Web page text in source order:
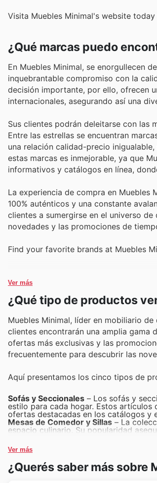
Visita Muebles Minimal's website
¿Qué marcas puedo
En Muebles Minimal, se enorgullecen
inquebrantable compromiso con la
decisión importante, por ello, ofrecen
internacionales, asegurando así una
Sus clientes podrán deleitarse con las
Entre las estrellas se encuentran
una relación calidad-precio
estas marcas es inmejorable, ya que
informativos y catálogos en línea,
La experiencia de compra en
100% auténticos y una constante
clientes a sumergirse en el universo
novedades y las promociones de
Find your favorite brands at Muebles
Ver más
¿Qué tipo de productos
Muebles Minimal, líder en mobiliario
clientes encontrarán una amplia gama
ofertas más exclusivas y las
frecuentemente para descubrir las
Aquí presentamos los cinco tipos de
Sofás y Seccionales – Los sofás y
estilo para cada hogar. Estos artículos
ofertas destacadas en los catálogos y
Mesas de Comedor y Sillas – La
espacio culinario. Su popularidad
Camas y Colchones
productos esenciales para el hogar
weekly ads y promociones especiales
Escritorios y Muebles de Oficina en
Ver más
¿Querés saber más sobre